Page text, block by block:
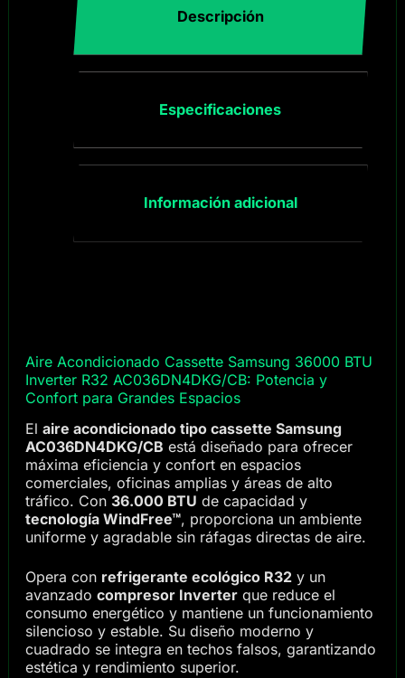
Descripción
Especificaciones
Información adicional
Aire Acondicionado Cassette Samsung 36000 BTU
Inverter R32 AC036DN4DKG/CB: Potencia y
Confort para Grandes Espacios
El aire acondicionado tipo cassette Samsung
AC036DN4DKG/CB está diseñado para ofrecer
máxima eficiencia y confort en espacios
comerciales, oficinas amplias y áreas de alto
tráfico. Con 36.000 BTU de capacidad y
tecnología WindFree™, proporciona un ambiente
uniforme y agradable sin ráfagas directas de aire.
Opera con refrigerante ecológico R32y un
avanzado compresor Inverterque reduce el
consumo energético y mantiene un funcionamiento
silencioso y estable. Su diseño moderno y
cuadrado se integra en techos falsos, garantizando
estética y rendimiento superior.